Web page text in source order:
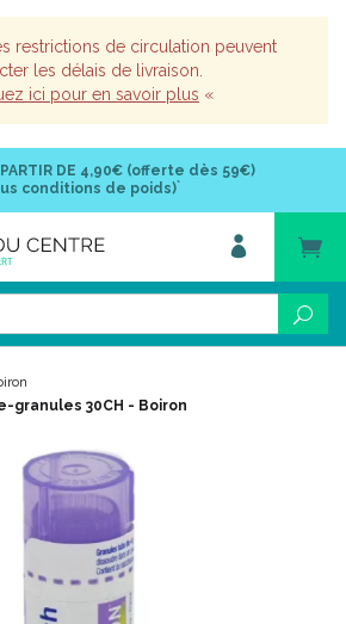
restrictions de circulation peuvent
les délais de livraison.
ici pour en savoir plus «
DE 4,90€ (offerte dès 59€)
conditions de poids)*
30CH - Boiron